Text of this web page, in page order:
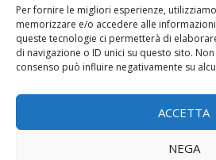
Per fornire le migliori esperienze,
memorizzare e/o accedere alle
queste tecnologie ci permetterà di
di navigazione o ID unici su questo sito.
consenso può influire negativamente su
ACCETTA
NEGA
Contatti